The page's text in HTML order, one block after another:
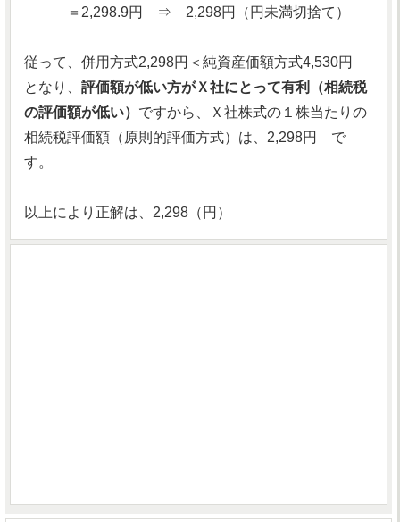
＝2,298.9円 ⇒ 2,298円（円未満切捨て）
従って、併用方式2,298円＜純資産価額方式4,530円
となり、 評価額が低い方がＸ社にとって有利（相続税
の評価額が低い） ですから、Ｘ社株式の１株当たりの
相続税評価額（原則的評価方式）は、2,298円 で
す。
以上により正解は、2,298（円）